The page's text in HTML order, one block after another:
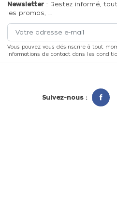
Newsletter : Restez informé,
les promos, …
Vous pouvez vous désinscrire à tout
informations de contact dans les
Suivez-nous :